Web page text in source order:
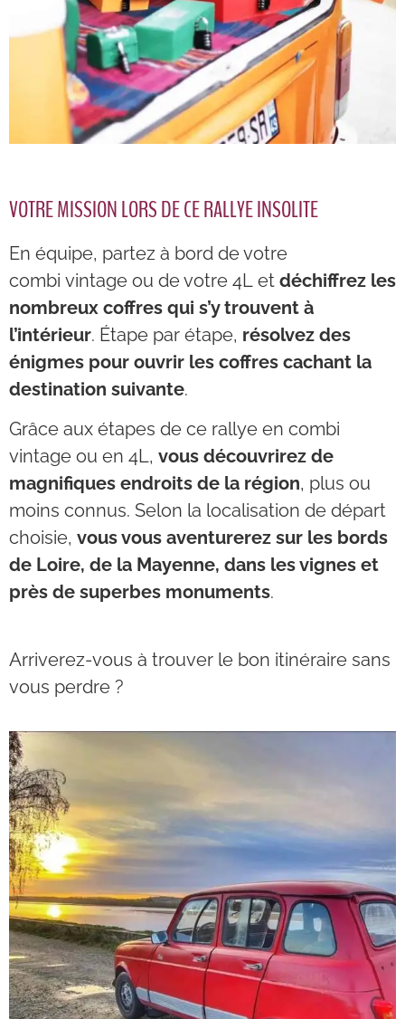
VOTRE MISSION LORS DE CE RALLYE INSOLITE
En équipe, partez à bord de votre
combi vintage ou de votre 4L et déchiffrez les
nombreux coffres qui s’y trouvent à
l’intérieur. Étape par étape, résolvez des
énigmes pour ouvrir les coffres cachant la
destination suivante.
Grâce aux étapes de ce rallye en combi
vintage ou en 4L, vous découvrirez de
magnifiques endroits de la région, plus ou
moins connus. Selon la localisation de départ
choisie, vous vous aventurerez sur les bords
de Loire, de la Mayenne, dans les vignes et
près de superbes monuments.
Arriverez-vous à trouver le bon itinéraire sans
vous perdre ?